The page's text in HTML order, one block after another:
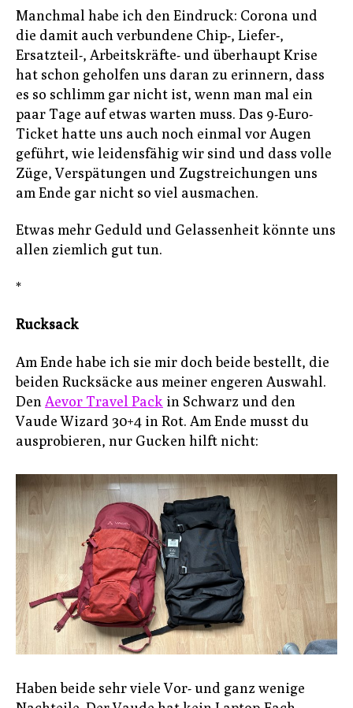
Manchmal habe ich den Eindruck: Corona und
die damit auch verbundene Chip-, Liefer-,
Ersatzteil-, Arbeitskräfte- und überhaupt Krise
hat schon geholfen uns daran zu erinnern, dass
es so schlimm gar nicht ist, wenn man mal ein
paar Tage auf etwas warten muss. Das 9-Euro-
Ticket hatte uns auch noch einmal vor Augen
geführt, wie leidensfähig wir sind und dass volle
Züge, Verspätungen und Zugstreichungen uns
am Ende gar nicht so viel ausmachen.
Etwas mehr Geduld und Gelassenheit könnte uns
allen ziemlich gut tun.
*
Rucksack
Am Ende habe ich sie mir doch beide bestellt, die
beiden Rucksäcke aus meiner engeren Auswahl.
Den Aevor Travel Pack in Schwarz und den
Vaude Wizard 30+4 in Rot. Am Ende musst du
ausprobieren, nur Gucken hilft nicht:
Haben beide sehr viele Vor- und ganz wenige